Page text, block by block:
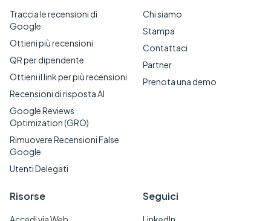
Traccia le recensioni di
Google
Ottieni più recensioni
QR per dipendente
Ottieni il link per più recensioni
Recensioni di risposta AI
Google Reviews
Optimization (GRO)
Rimuovere Recensioni False
Google
Utenti Delegati
Chi siamo
Stampa
Contattaci
Partner
Prenota una demo
Risorse Seguici